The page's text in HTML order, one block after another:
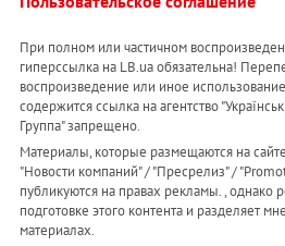
При полном или частичном
гиперссылка на LB.ua обязательна!
воспроизведение или иное
содержится ссылка на агентство
Группа" запрещено.
Материалы, которые размещаются на
"Новости компаний" / "Пресрелиз" /
публикуются на правах рекламы. , однако
подготовке этого контента и разделяет
материалах.